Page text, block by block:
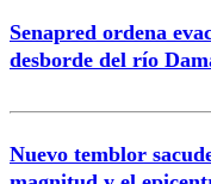
Senapred ordena
desborde del río
Nuevo temblor